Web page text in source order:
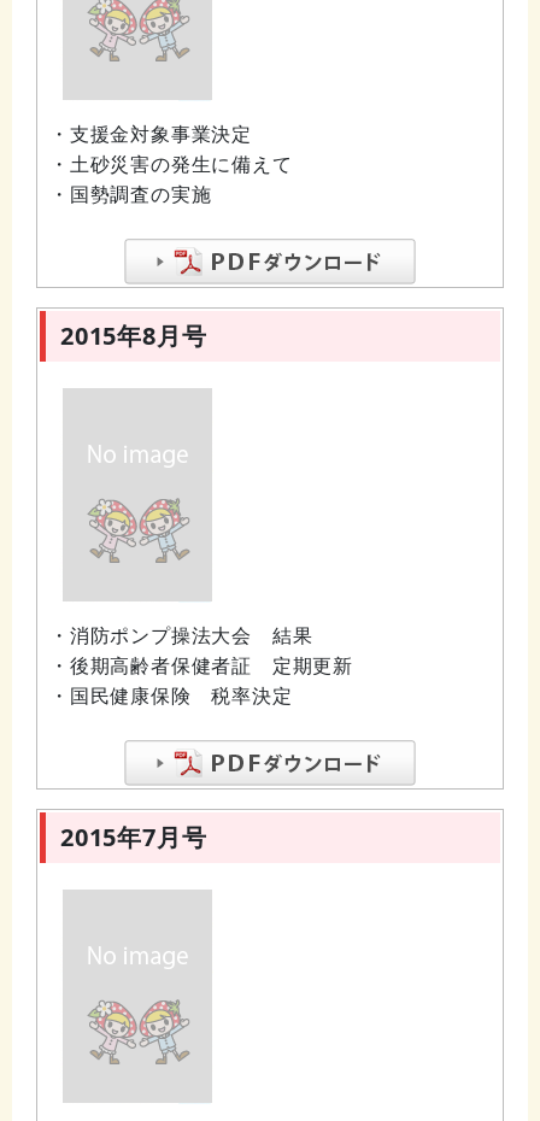
・支援金対象事業決定
・土砂災害の発生に備えて
・国勢調査の実施
2015年8月号
・消防ポンプ操法大会 結果
・後期高齢者保健者証 定期更新
・国民健康保険 税率決定
2015年7月号